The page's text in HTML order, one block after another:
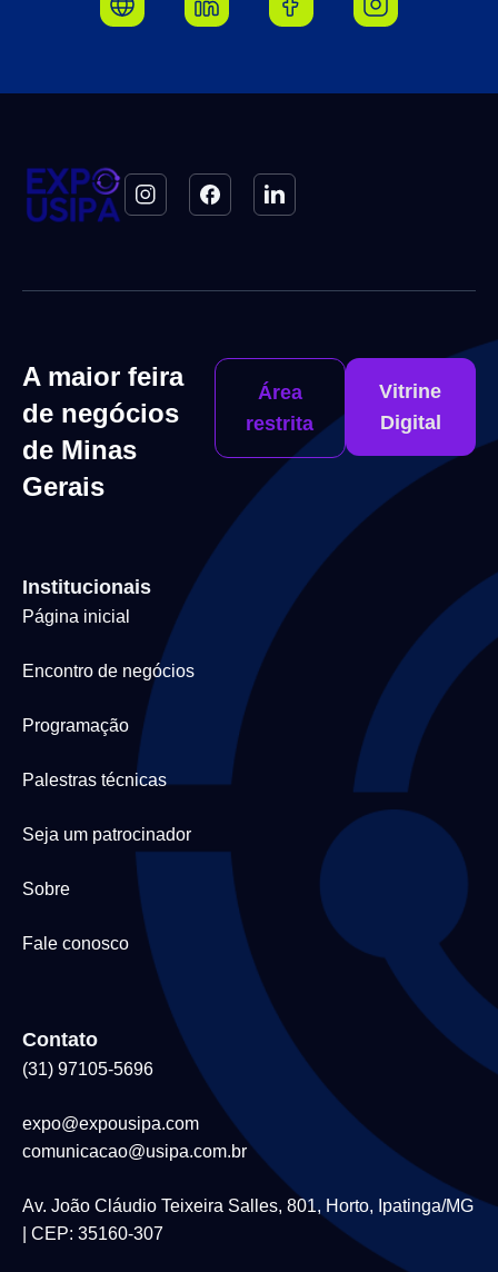
A maior feira
de negócios
de Minas
Gerais
Área
restrita
Vitrine
Digital
Institucionais
Página inicial
Encontro de negócios
Programação
Palestras técnicas
Seja um patrocinador
Sobre
Fale conosco
Contato
(31) 97105-5696
expo@expousipa.com
comunicacao@usipa.com.br
Av. João Cláudio Teixeira Salles, 801, Horto, Ipatinga/MG
| CEP: 35160-307